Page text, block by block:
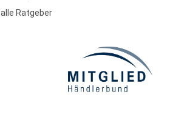
alle Ratgeber